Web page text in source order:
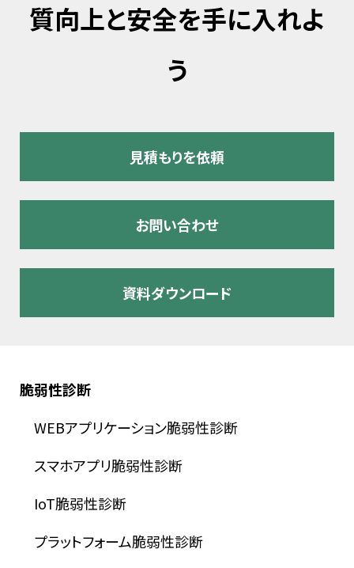
質向上と安全を手に入れよ
う
見積もりを依頼
お問い合わせ
資料ダウンロード
脆弱性診断
WEBアプリケーション脆弱性診断
スマホアプリ脆弱性診断
IoT脆弱性診断
プラットフォーム脆弱性診断